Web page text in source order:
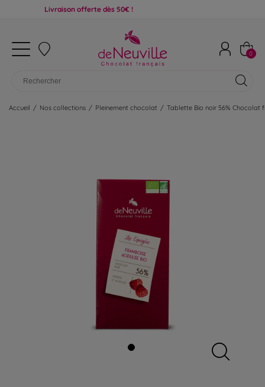
Livraison offerte dès 50€ !
0
Accueil / Nos collections / Pleinement chocolat / Tablette Bio noir 56% Chocolat